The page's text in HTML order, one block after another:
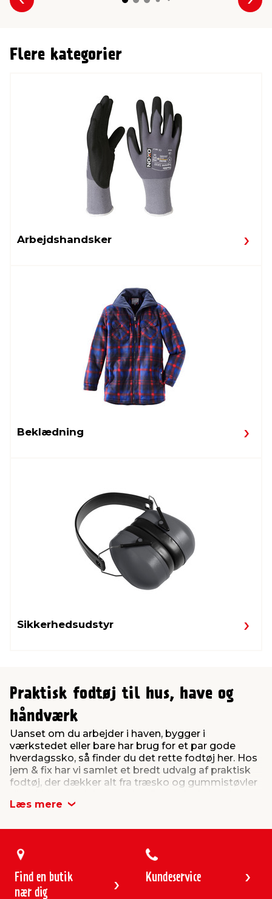
Forrige
Flere kategorier
Arbejdshandsker
Beklædning
Sikkerhedsudstyr
Praktisk fodtøj til hus, have og
håndværk
Uanset om du arbejder i haven, bygger i
værkstedet eller bare har brug for et par gode
hverdagssko, så finder du det rette fodtøj her. Hos
jem & fix har vi samlet et bredt udvalg af praktisk
fodtøj, der dækker alt fra træsko og gummistøvler
fodtøj, der gør det nemmere og mere
og ude.
Vi har fodtøj til både mænd og kvinder – flere af
herre- eller damemodeller, så du nemt kan finde
den pasform og størrelse, der passer dig bedst.
Læs mere
Find en butik
nær dig
Kundeservice